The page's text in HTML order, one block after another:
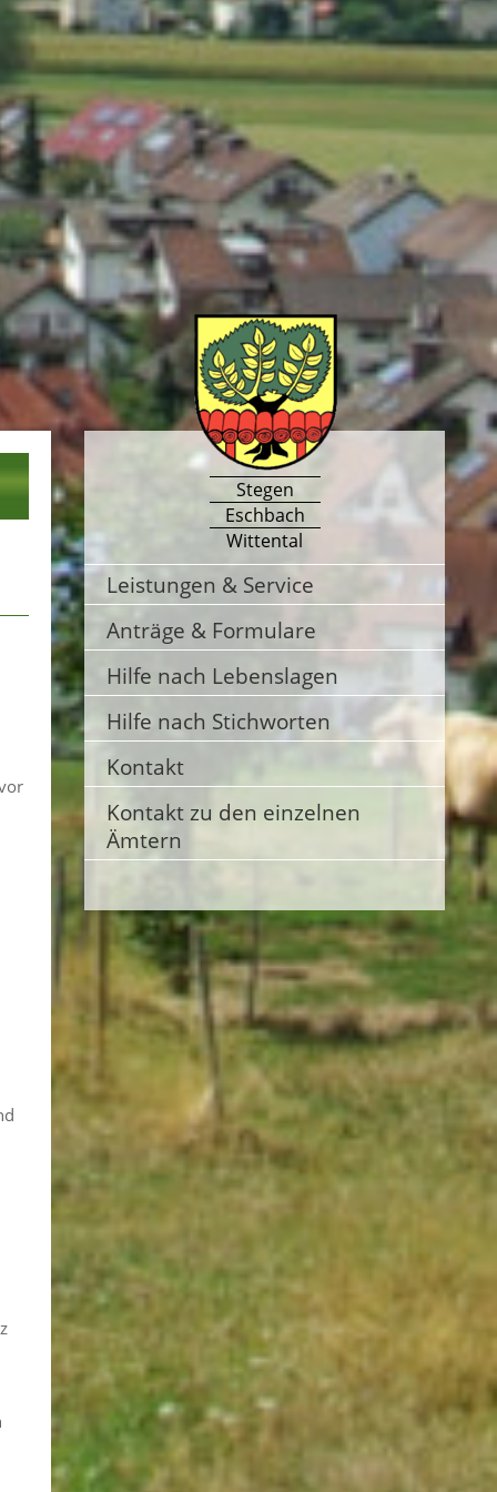
Stegen
Eschbach
Wittental
Leistungen & Service
Anträge & Formulare
Hilfe nach Lebenslagen
Hilfe nach Stichworten
Kontakt
Kontakt zu den einzelnen
Ämtern